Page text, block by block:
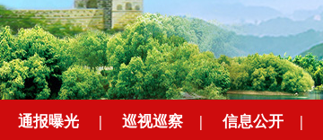
通报曝光 | 巡视巡察 | 信息公开 |